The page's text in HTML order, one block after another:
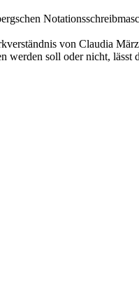
von Claudia
werden soll oder nicht, lässt